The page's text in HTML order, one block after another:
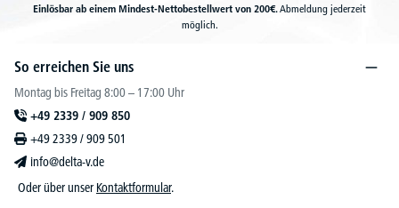
Einlösbar ab einem Mindest-Nettobestellwert von 200€.Abmeldung jederzeit
möglich.
So erreichen Sie uns
Montag bis Freitag 8:00 – 17:00 Uhr
+49 2339 / 909 850
+49 2339 / 909 501
info@delta-v.de
Oder über unser Kontaktformular.